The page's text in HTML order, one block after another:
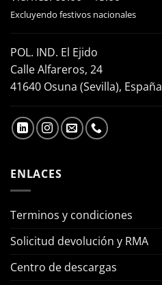
Excluyendo festivos nacionales
POL. IND. El Ejido
Calle Alfareros, 24
41640 Osuna (Sevilla), España
ENLACES
Terminos y condiciones
Solicitud devolución y RMA
Centro de descargas